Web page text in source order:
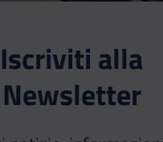
Iscriviti alla
Newsletter